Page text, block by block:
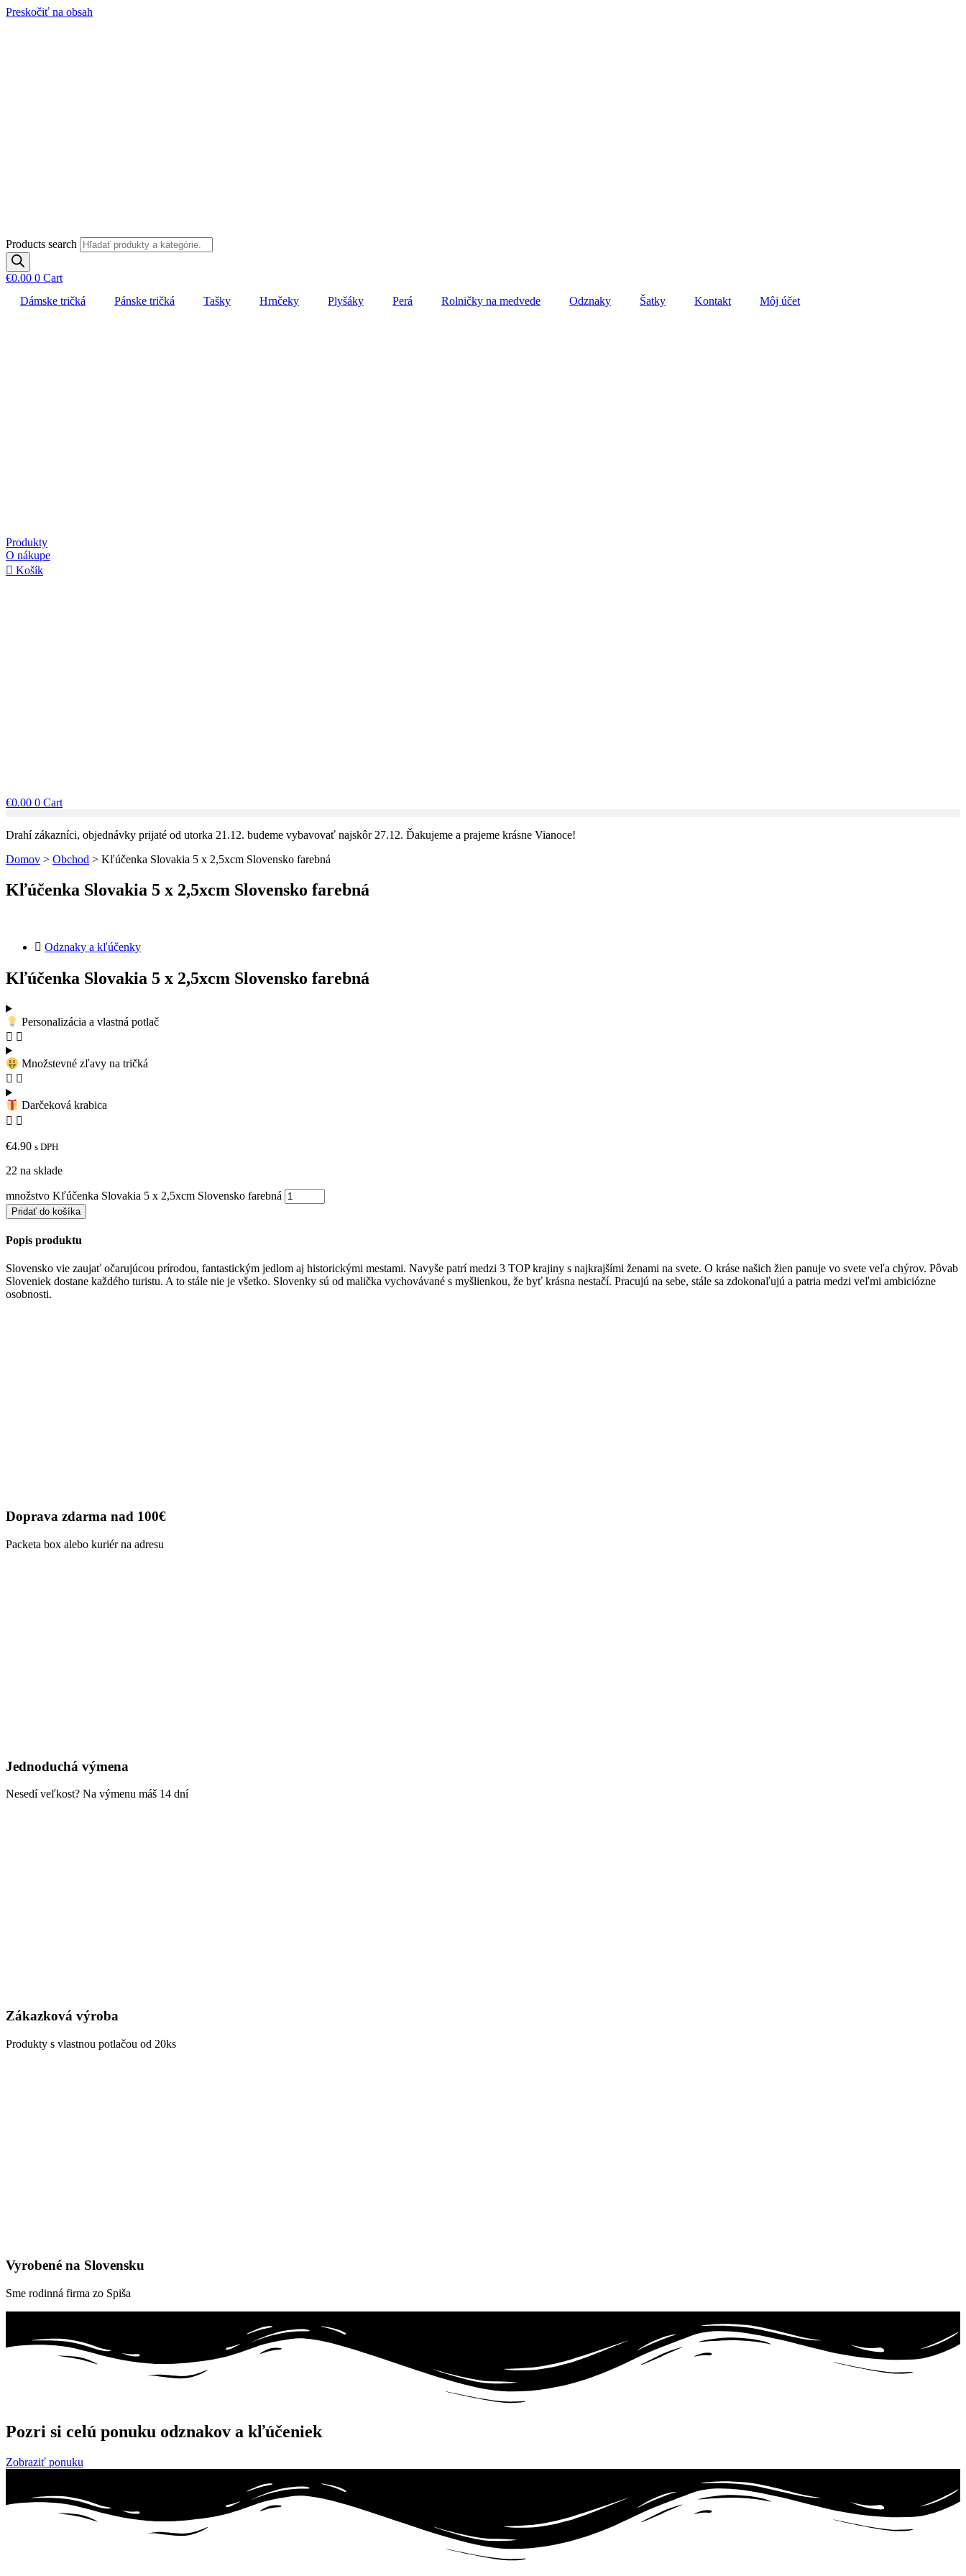
Preskočiť na obsah
Products search
€0.00 0 Cart
Dámske tričká
Pánske tričká Tašky Hrnčeky Plyšáky Perá Rolničky na medvede Odznaky Šatky Kontakt Môj účet
Produkty
O nákupe
Košík
€0.00 0 Cart
Drahí zákazníci, objednávky prijaté od utorka 21.12. budeme vybavovať najskôr 27.12. Ďakujeme a prajeme krásne Vianoce!
Domov > Obchod > Kľúčenka Slovakia 5 x 2,5xcm Slovensko farebná
Kľúčenka Slovakia 5 x 2,5xcm Slovensko farebná
Odznaky a kľúčenky
Kľúčenka Slovakia 5 x 2,5xcm Slovensko farebná
Personalizácia a vlastná potlač
Množstevné zľavy na tričká
Darčeková krabica
€4.90 s DPH
22 na sklade
množstvo Kľúčenka Slovakia 5 x 2,5xcm Slovensko farebná
Pridať do košíka
Popis produktu
Slovensko vie zaujať očarujúcou prírodou, fantastickým jedlom aj historickými mestami. Navyše patrí medzi 3 TOP krajiny s najkrajšími ženami na svete. O kráse našich žien panuje vo svete veľa chýrov. Pôvab
Sloveniek dostane každého turistu. A to stále nie je všetko. Slovenky sú od malička vychovávané s myšlienkou, že byť krásna nestačí. Pracujú na sebe, stále sa zdokonaľujú a patria medzi veľmi ambiciózne
osobnosti.
Doprava zdarma nad 100€
Packeta box alebo kuriér na adresu
Jednoduchá výmena
Nesedí veľkost? Na výmenu máš 14 dní
Zákazková výroba
Produkty s vlastnou potlačou od 20ks
Vyrobené na Slovensku
Sme rodinná firma zo Spiša
Pozri si celú ponuku odznakov a kľúčeniek
Zobraziť ponuku